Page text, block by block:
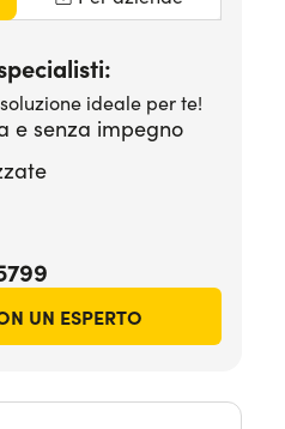
ideale per te!
e senza impegno
UN ESPERTO